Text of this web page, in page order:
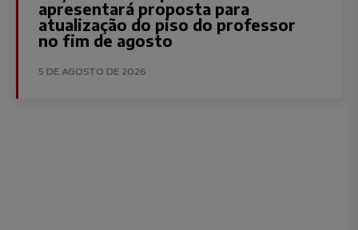
apresentará proposta para
atualização do piso do professor
no fim de agosto
5 DE AGOSTO DE 2026